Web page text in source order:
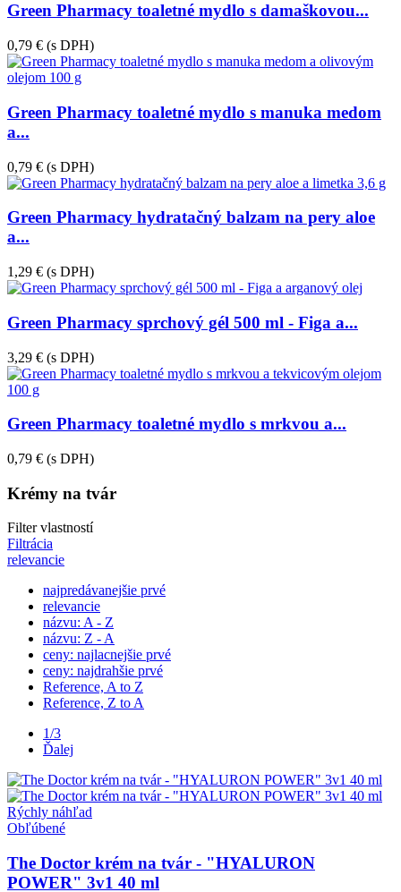
Green Pharmacy toaletné mydlo s damaškovou...
0,79 € (s DPH)
Green Pharmacy toaletné mydlo s manuka medom
a...
0,79 € (s DPH)
Green Pharmacy hydratačný balzam na pery aloe
a...
1,29 € (s DPH)
Green Pharmacy sprchový gél 500 ml - Figa a...
3,29 € (s DPH)
Green Pharmacy toaletné mydlo s mrkvou a...
0,79 € (s DPH)
Krémy na tvár
Filter vlastností
Filtrácia
relevancie
najpredávanejšie prvé
relevancie
názvu: A - Z
názvu: Z - A
ceny: najlacnejšie prvé
ceny: najdrahšie prvé
Reference, A to Z
Reference, Z to A
1/3
Ďalej
Rýchly náhľad
Obľúbené
The Doctor krém na tvár - "HYALURON
POWER" 3v1 40 ml